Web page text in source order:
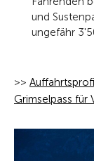
und
ungefähr
>>
Grimselpass für